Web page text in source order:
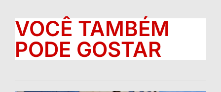
VOCÊ TAMBÉM
PODE GOSTAR